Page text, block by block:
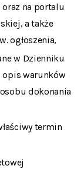
na portalu
a także
ogłoszenia,
w Dzienniku
opis warunków
dokonania
termin